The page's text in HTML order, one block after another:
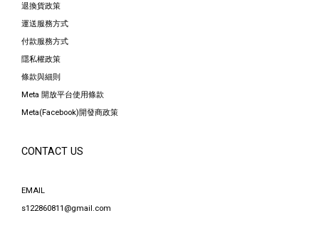
退換貨政策
運送服務方式
付款服務方式
隱私權政策
條款與細則
Meta 開放平台使用條款
Meta(Facebook)開發商政策
CONTACT US
EMAIL
s122860811@gmail.com